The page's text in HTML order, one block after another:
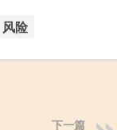
风险
下一篇